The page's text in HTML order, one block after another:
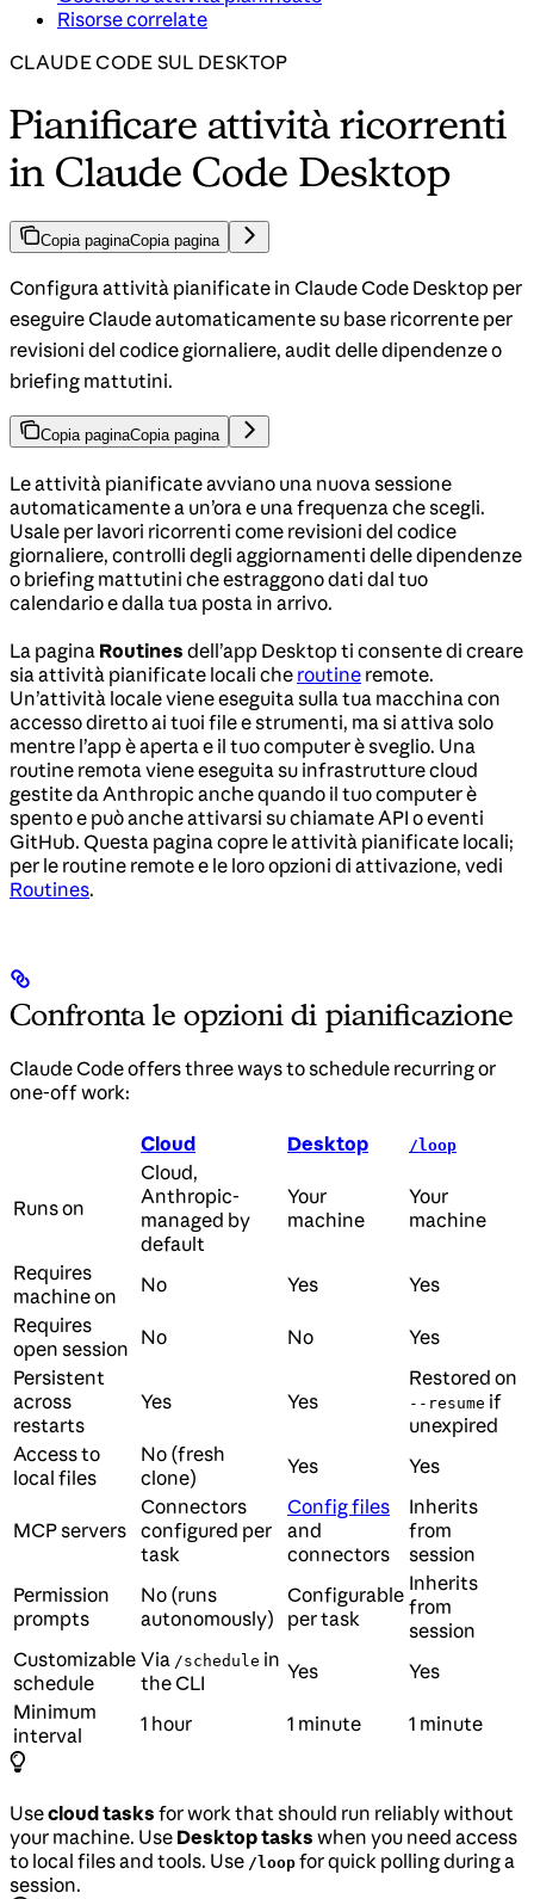
Risorse correlate
CLAUDE CODE SUL DESKTOP
Pianificare attività ricorrenti
in Claude Code Desktop
Copia paginaCopia pagina
Configura attività pianificate in Claude Code Desktop per
eseguire Claude automaticamente su base ricorrente per
revisioni del codice giornaliere, audit delle dipendenze o
briefing mattutini.
Copia paginaCopia pagina
Le attività pianificate avviano una nuova sessione
automaticamente a un’ora e una frequenza che scegli.
Usale per lavori ricorrenti come revisioni del codice
giornaliere, controlli degli aggiornamenti delle dipendenze
o briefing mattutini che estraggono dati dal tuo
calendario e dalla tua posta in arrivo.
La pagina Routines dell’app Desktop ti consente di creare
sia attività pianificate locali che routine remote.
Un’attività locale viene eseguita sulla tua macchina con
accesso diretto ai tuoi file e strumenti, ma si attiva solo
mentre l’app è aperta e il tuo computer è sveglio. Una
routine remota viene eseguita su infrastrutture cloud
gestite da Anthropic anche quando il tuo computer è
spento e può anche attivarsi su chiamate API o eventi
GitHub. Questa pagina copre le attività pianificate locali;
per le routine remote e le loro opzioni di attivazione, vedi
Routines.
Confronta le opzioni di pianificazione
Claude Code offers three ways to schedule recurring or
one-off work:
Cloud Desktop /loop
Runs on
Cloud,
Anthropic-
managed by
default
Your
machine
Your
machine
Requires
machine on
No Yes
Yes
Requires
open session No No
Yes
Persistent
across
restarts
Yes Yes
Restored on
--resume if
unexpired
Access to
local files
No (fresh
clone)
Yes Yes
MCP servers
Connectors
configured per
task
Config files
and
connectors
Inherits
from
session
Permission
prompts
No (runs
autonomously)
Configurable
per task
Inherits
from
session
Customizable
schedule
Via /schedule in
the CLI
Yes
Yes
Minimum
interval
1 hour 1 minute 1 minute
Usecloud tasks for work that should run reliably without
your machine. Use Desktop tasks when you need access
to local files and tools. Use /loop for quick polling during a
session.